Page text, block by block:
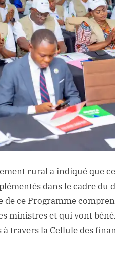
rural a indiqué que
dans le cadre du
de ce Programme
ministres et qui vont
travers la Cellule des